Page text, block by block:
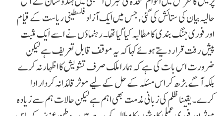
حالیہ بیان کی ستائش کی گئی، جس میں ایک آزاد فلسطینی ریاست کے قیام
اور فوری جنگ بندی کا مطالبہ کیا گیا تھا۔ رہنماؤں نے اسے ایک مثبت
پیش رفت قرار دیتے ہوئے کہا کہ یہ موقف قابل تعریف ہے لیکن
ضرورت اس بات کی ہے کہ ہمارا ملک صرف تشویش کا اظہار نہ کرے
بلکہ آگے بڑھ کر اس مسئلہ کے حل کے لیے موثر قائدانہ کردار ادا
کرے۔ یقینا ظلم کی زبانی مذمت بھی اہم ہے لیکن حالات ہم سے زیادہ